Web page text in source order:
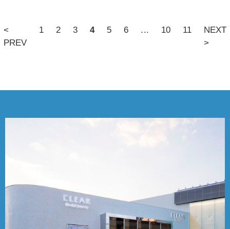
<
PREV
1 2 3 4 5 6 ... 10 11
NEXT
>